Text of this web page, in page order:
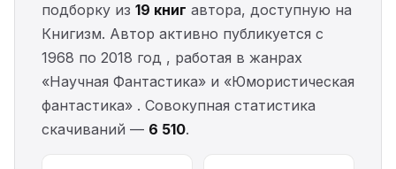
подборку из 19 книг автора, доступную на
Книгизм. Автор активно публикуется с
1968 по 2018 год , работая в жанрах
«Научная Фантастика» и «Юмористическая
фантастика» . Совокупная статистика
скачиваний — 6 510.